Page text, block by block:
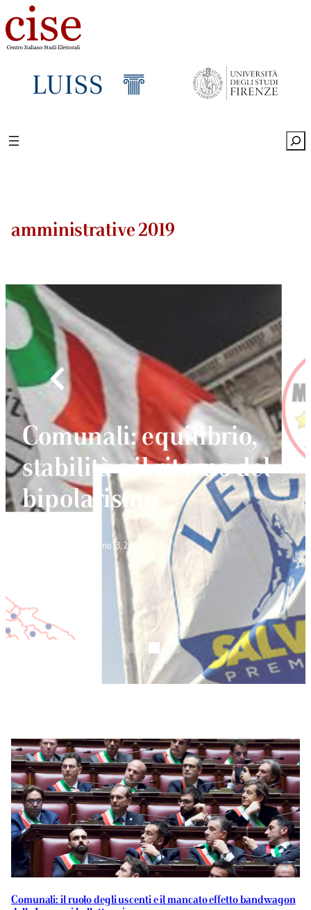
amministrative 2019
Comunali: equilibrio,
stabilità e il ritorno del
bipolarismo
Giugno 13, 2019
Comunali: il ruolo degli uscenti e il mancato effetto bandwagon